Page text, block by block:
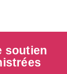
soutien